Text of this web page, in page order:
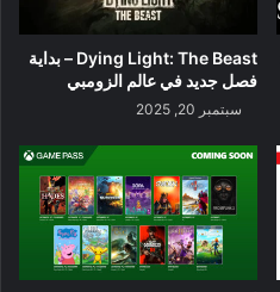
Dying Light: The Beast – بداية
فصل جديد في عالم الزومبي
سبتمبر 20, 2025